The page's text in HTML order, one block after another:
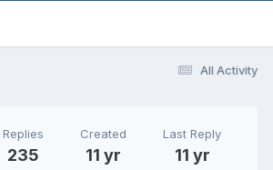
All Activity
Replies
235
Created
11 yr
Last Reply
11 yr